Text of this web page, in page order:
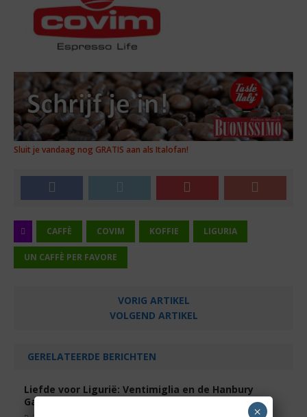
Sluit je vandaag nog GRATIS aan als Italofan!
CAFFÈ COVIM KOFFIE LIGURIA
UN CAFFÈ PER FAVORE
VORIG ARTIKEL
VOLGEND ARTIKEL
GERELATEERDE BERICHTEN
Liefde voor Ligurië: Ventimiglia en de Hanbury
Gardens
×